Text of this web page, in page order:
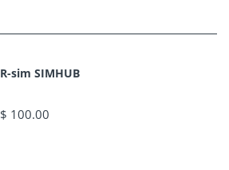
R-sim SIMHUB
$ 100.00